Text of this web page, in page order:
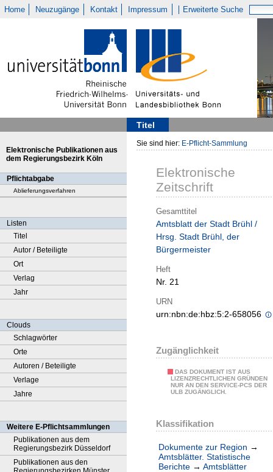
Home Neuzugänge Kontakt Impressum Erweiterte Suche
Titel
Elektronische Publikationen aus
dem Regierungsbezirk Köln
Pflichtabgabe
Ablieferungsverfahren
Listen
Titel
Autor / Beteiligte
Ort
Verlag
Jahr
Clouds
Schlagwörter
Orte
Autoren / Beteiligte
Verlage
Jahre
Weitere E-Pflichtsammlungen
Publikationen aus dem
Regierungsbezirk Düsseldorf
Publikationen aus den
Sie sind hier: E-Pflicht-Sammlung
Elektronische
Zeitschrift
Gesamttitel
Amtsblatt der Stadt Brühl /
Hrsg. Stadt Brühl, der
Bürgermeister
Heft
Nr. 21
URN
urn:nbn:de:hbz:5:2-658056
Zugänglichkeit
DAS DOKUMENT IST AUS
LIZENZRECHTLICHEN GRÜNDEN
NUR AN DEN SERVICE-PCS DER
ULB ZUGÄNGLICH.
Klassifikation
Dokumente zur Region →
Amtsblätter. Statistische
Berichte → Amtsblätter